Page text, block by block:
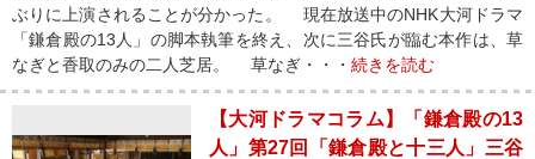
ぶりに上演されることが分かった。 現在放送中のNHK大河ドラマ
「鎌倉殿の13人」の脚本執筆を終え、次に三谷氏が臨む本作は、草
なぎと香取のみの二人芝居。 草なぎ・・・ 続きを読む
【大河ドラマコラム】「鎌倉殿の13
人」第27回「鎌倉殿と十三人」三谷